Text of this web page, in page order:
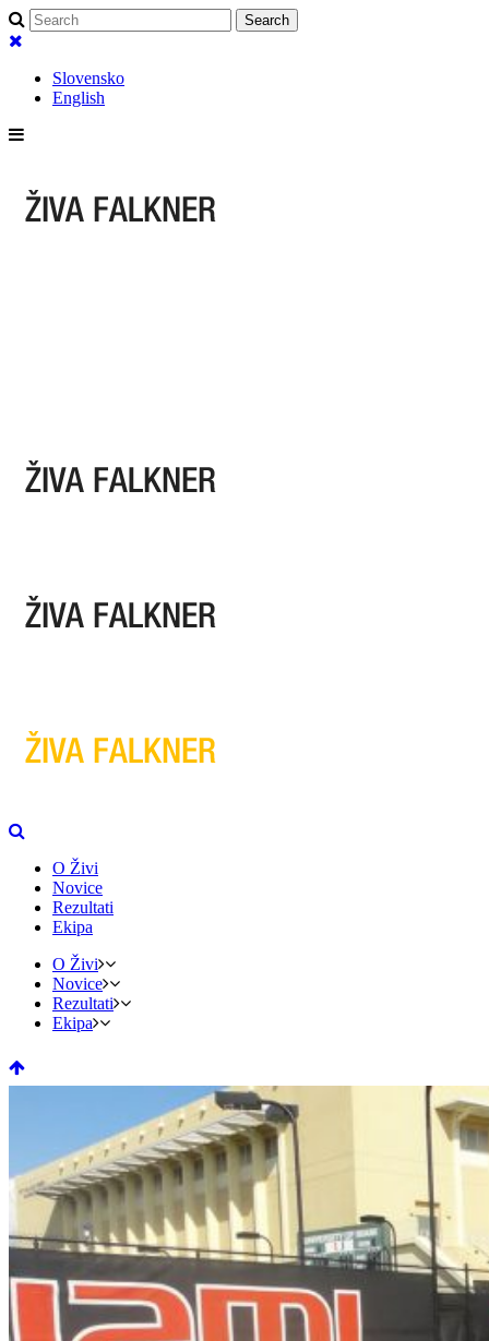
Slovensko
English
O Živi
Novice
Rezultati
Ekipa
O Živi
Novice
Rezultati
Ekipa